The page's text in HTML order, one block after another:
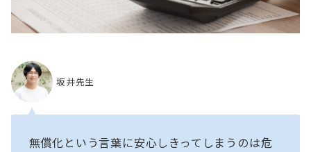
坂井先生
無償化という言葉に安心しきってしまうのは危